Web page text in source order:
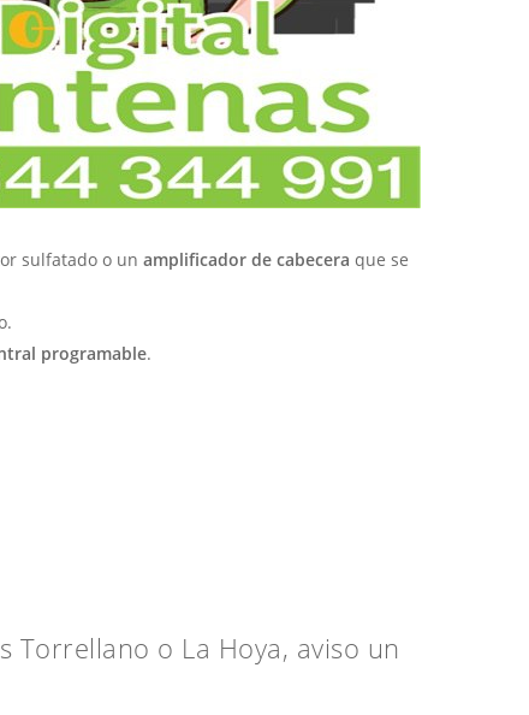
sulfatado o unamplificador de cabecera que se
programable.
Torrellano o La Hoya, aviso un